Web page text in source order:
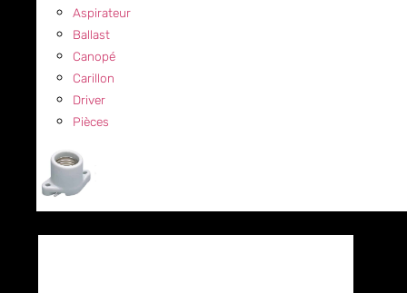
Aspirateur
Ballast
Canopé
Carillon
Driver
Pièces